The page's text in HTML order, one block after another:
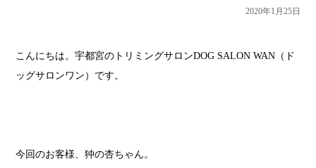
2020年1月25日
こんにちは。宇都宮のトリミングサロンDOG SALON WAN（ド
ッグサロンワン）です。
今回のお客様、狆の杏ちゃん。